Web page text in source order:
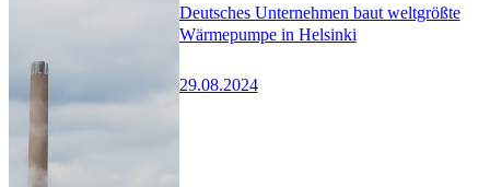
Deutsches Unternehmen baut weltgrößte
Wärmepumpe in Helsinki
29.08.2024